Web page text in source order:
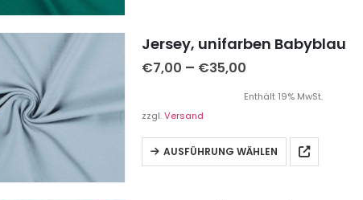
Jersey, unifarben Babyblau
€7,00 – €35,00
Enthält 19% MwSt.
zzgl.Versand
AUSFÜHRUNG WÄHLEN